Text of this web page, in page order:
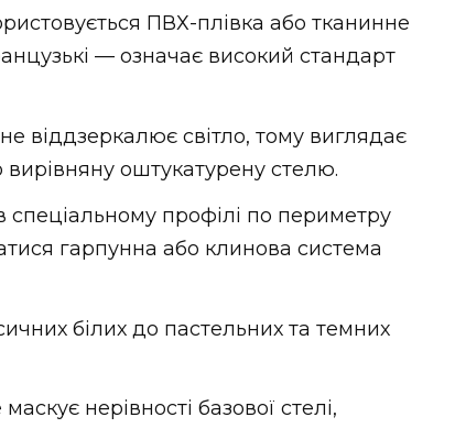
ПВХ-плівка або тканинне
— означає високий стандарт
віддзеркалює світло, тому виглядає
оштукатурену стелю.
спеціальному профілі по периметру
гарпунна або клинова система
білих до пастельних та темних
нерівності базової стелі,